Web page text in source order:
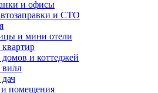
и офисы
и СТО
и мини отели
и коттеджей
вилл
помещения